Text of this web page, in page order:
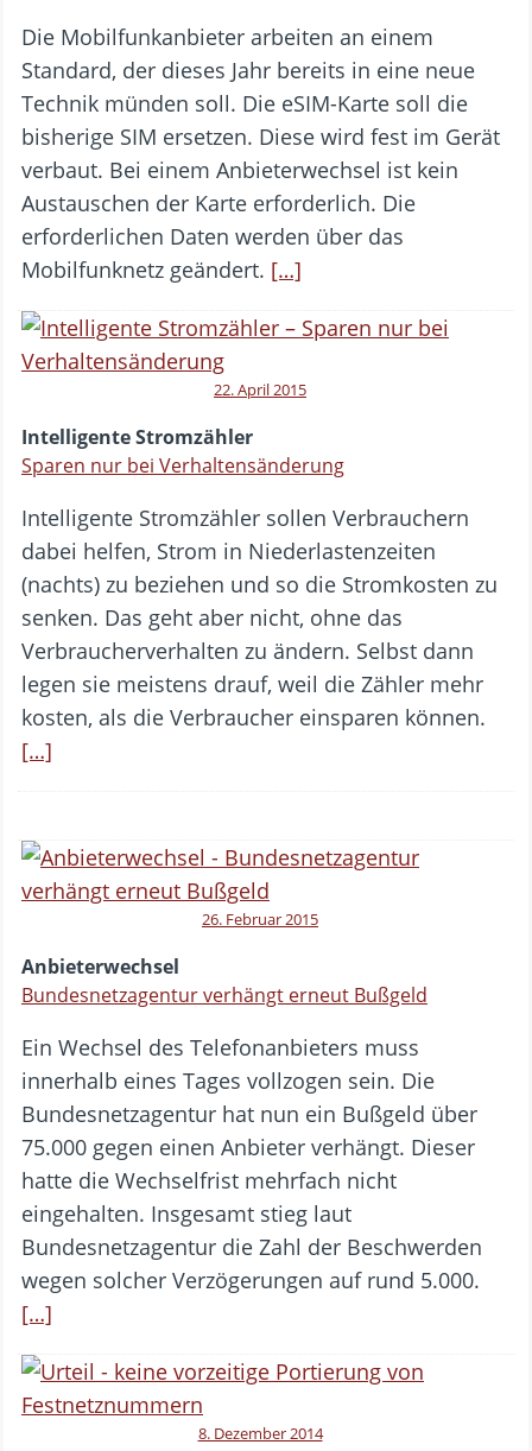
Die Mobilfunkanbieter arbeiten an einem
Standard, der dieses Jahr bereits in eine neue
Technik münden soll. Die eSIM-Karte soll die
bisherige SIM ersetzen. Diese wird fest im Gerät
verbaut. Bei einem Anbieterwechsel ist kein
Austauschen der Karte erforderlich. Die
erforderlichen Daten werden über das
Mobilfunknetz geändert. […]
22. April 2015
Intelligente Stromzähler
Sparen nur bei Verhaltensänderung
Intelligente Stromzähler sollen Verbrauchern
dabei helfen, Strom in Niederlastenzeiten
(nachts) zu beziehen und so die Stromkosten zu
senken. Das geht aber nicht, ohne das
Verbraucherverhalten zu ändern. Selbst dann
legen sie meistens drauf, weil die Zähler mehr
kosten, als die Verbraucher einsparen können.
[…]
26. Februar 2015
Anbieterwechsel
Bundesnetzagentur verhängt erneut Bußgeld
Ein Wechsel des Telefonanbieters muss
innerhalb eines Tages vollzogen sein. Die
Bundesnetzagentur hat nun ein Bußgeld über
75.000 gegen einen Anbieter verhängt. Dieser
hatte die Wechselfrist mehrfach nicht
eingehalten. Insgesamt stieg laut
Bundesnetzagentur die Zahl der Beschwerden
wegen solcher Verzögerungen auf rund 5.000.
[…]
8. Dezember 2014